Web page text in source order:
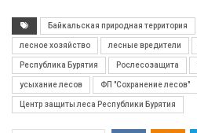
Байкальская природная территория
лесное хозяйство лесные вредители
Республика Бурятия Рослесозащита
усыхание лесов ФП "Сохранение лесов"
Центр защиты леса Республики Бурятия